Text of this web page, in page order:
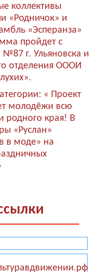
коллективы
«Родничок» и
«Эсперанза»
пройдет с
г. Ульяновска и
отделения ОООИ
« Проект
молодёжи всю
родного края! В
«Руслан»
в моде» на